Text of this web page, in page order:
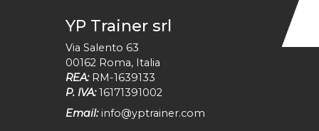
YP Trainer srl
Via Salento 63
00162 Roma, Italia
REA: RM-1639133
P. IVA: 16171391002
Email: info@yptrainer.com